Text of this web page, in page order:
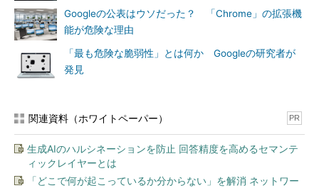
Googleの公表はウソだった？ 「Chrome」の拡張機
能が危険な理由
「最も危険な脆弱性」とは何か Googleの研究者が
発見
関連資料（ホワイトペーパー） PR
生成AIのハルシネーションを防止 回答精度を高めるセマンテ
ィックレイヤーとは
「どこで何が起こっているか分からない」を解消 ネットワー